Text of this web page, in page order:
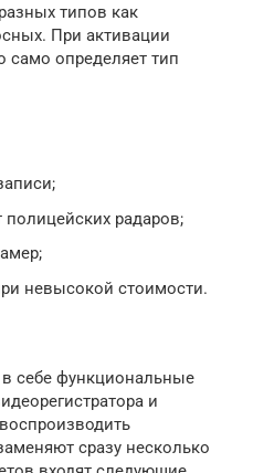
типов как
При активации
само определяет тип
радаров;
невысокой стоимости.
себе функциональные
и
сразу несколько